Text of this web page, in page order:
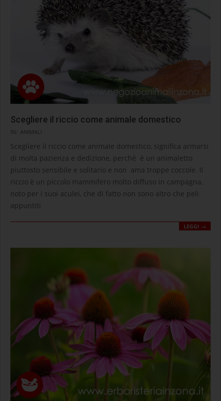
Scegliere il riccio come animale domestico
2020-
09-
10
IN: ANIMALI
Scegliere il riccio come animale domestico, significa armarsi
di molta pazienza e dedizione, perchè è un animaletto
piuttosto sensibile e solitario e non ama troppe coccole. Il
riccio è un piccolo mammifero molto diffuso in campagna,
noto per i suoi aculei, che di fatto non sono altro che peli
appuntiti
LEGGI →